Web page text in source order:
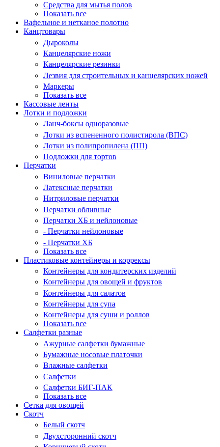
Средства для мытья полов
Показать все
Вафельное и нетканое полотно
Канцтовары
Дыроколы
Канцелярские ножи
Канцелярские резинки
Лезвия для строительных и канцелярских ножей
Маркеры
Показать все
Кассовые ленты
Лотки и подложки
Ланч-боксы одноразовые
Лотки из вспененного полистирола (ВПС)
Лотки из полипропилена (ПП)
Подложки для тортов
Перчатки
Виниловые перчатки
Латексные перчатки
Нитриловые перчатки
Перчатки обливные
Перчатки ХБ и нейлоновые
- Перчатки нейлоновые
- Перчатки ХБ
Показать все
Пластиковые контейнеры и коррексы
Контейнеры для кондитерских изделий
Контейнеры для овощей и фруктов
Контейнеры для салатов
Контейнеры для супа
Контейнеры для суши и роллов
Показать все
Салфетки разные
Ажурные салфетки бумажные
Бумажные носовые платочки
Влажные салфетки
Салфетки
Салфетки БИГ-ПАК
Показать все
Сетка для овощей
Скотч
Белый скотч
Двухсторонний скотч